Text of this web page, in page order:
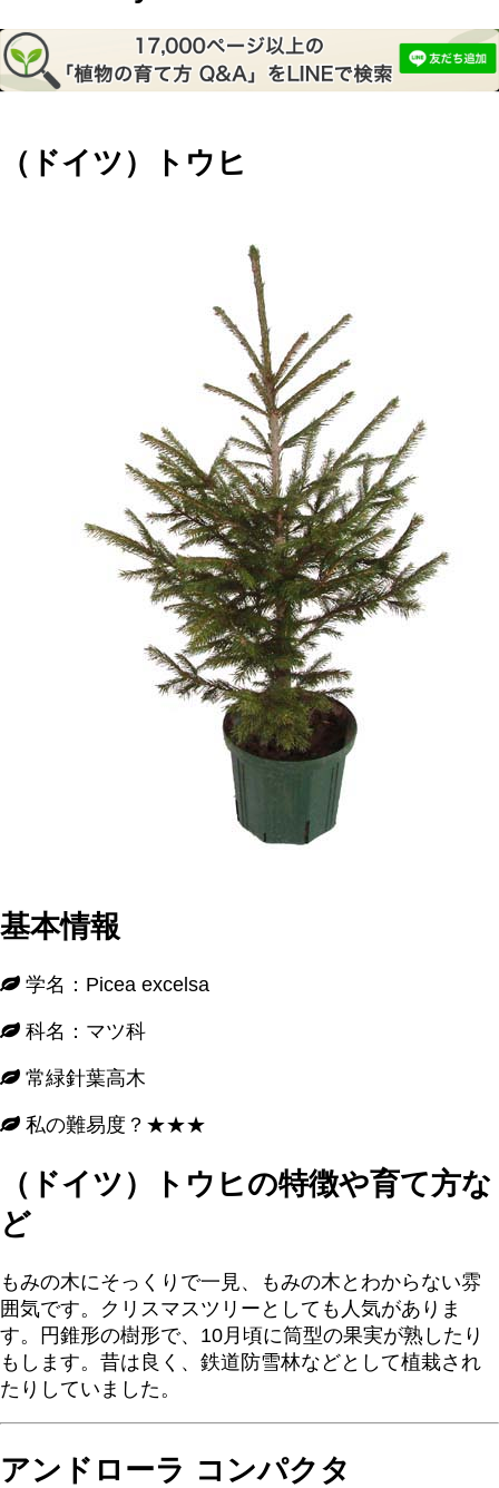
（ドイツ）トウヒ
基本情報
学名：Picea excelsa
科名：マツ科
常緑針葉高木
私の難易度？★★★
（ドイツ）トウヒの特徴や育て方な
ど
もみの木にそっくりで一見、もみの木とわからない雰
囲気です。クリスマスツリーとしても人気がありま
す。円錐形の樹形で、10月頃に筒型の果実が熟したり
もします。昔は良く、鉄道防雪林などとして植栽され
たりしていました。
アンドローラ コンパクタ